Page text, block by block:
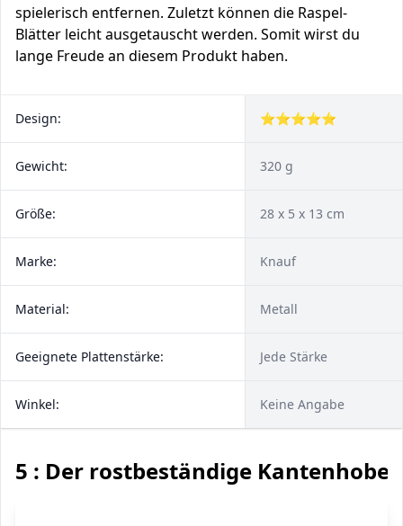
spielerisch entfernen. Zuletzt können die Raspel-
Blätter leicht ausgetauscht werden. Somit wirst du
lange Freude an diesem Produkt haben.
Design: ⭐⭐⭐⭐⭐
Gewicht: 320 g
Größe: 28 x 5 x 13 cm
Marke: Knauf
Material: Metall
Geeignete Plattenstärke: Jede Stärke
Winkel: Keine Angabe
5 : Der rostbeständige Kantenhobel